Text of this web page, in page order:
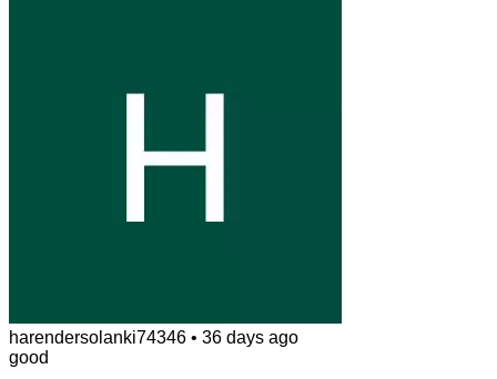
harendersolanki74346 • 36 days ago
good